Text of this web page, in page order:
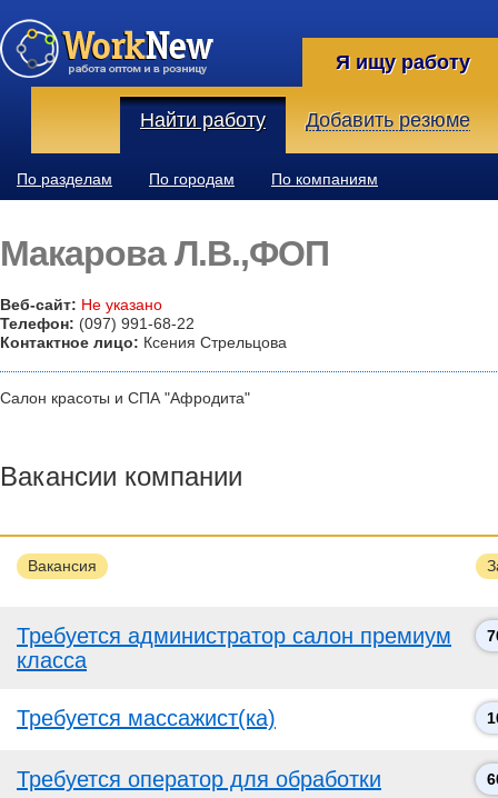
Я ищу работу
Найти работу Добавить резюме
По разделам По городам По компаниям
Макарова Л.В.,ФОП
Веб-сайт: Не указано
Телефон: (097) 991-68-22
Контактное лицо: Ксения Стрельцова
Салон красоты и СПА "Афродита"
Вакансии компании
Вакансия
Требуется администратор салон премиум
класса
Требуется массажист(ка)
Требуется оператор для обработки